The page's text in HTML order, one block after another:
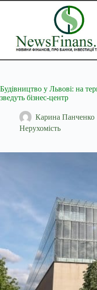
Перейти
Будівництво у Львові: на
зведуть бізнес-центр
Карина Панченко
Нерухомість